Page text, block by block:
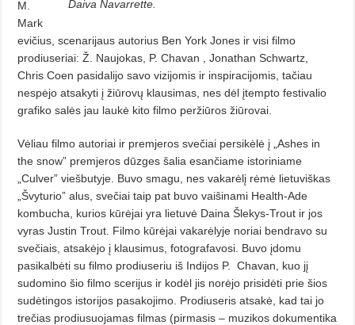
Daiva Navarrette.
M.
Mark
evičius, scenarijaus autorius Ben York Jones ir visi filmo
prodiuseriai: Ž. Naujokas, P. Chavan , Jonathan Schwartz,
Chris Coen pasidalijo savo vizijomis ir inspiracijomis, tačiau
nespėjo atsakyti į žiūrovų klausimas, nes dėl įtempto festivalio
grafiko salės jau laukė kito filmo peržiūros žiūrovai.
Vėliau filmo autoriai ir premjeros svečiai persikėlė į „Ashes in
the snow” premjeros dūzges šalia esančiame istoriniame
„Culver” viešbutyje. Buvo smagu, nes vakarėlį rėmė lietuviškas
„Švyturio” alus, svečiai taip pat buvo vaišinami Health-Ade
kombucha, kurios kūrėjai yra lietuvė Daina Šlekys-Trout ir jos
vyras Justin Trout. Filmo kūrėjai vakarėlyje noriai bendravo su
svečiais, atsakėjo į klausimus, fotografavosi. Buvo įdomu
pasikalbėti su filmo prodiuseriu iš Indijos P.
Chavan, kuo jį
sudomino šio filmo scerijus ir kodėl jis norėjo prisidėti prie šios
sudėtingos istorijos pasakojimo. Prodiuseris atsakė, kad tai jo
trečias prodiusuojamas filmas (pirmasis – muzikos dokumentika